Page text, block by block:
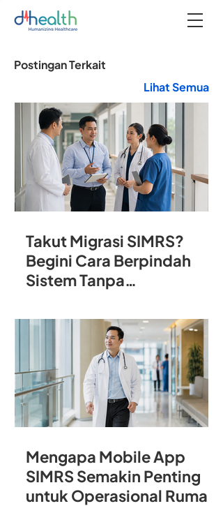
Postingan Terkait
Lihat Semua
Takut Migrasi SIMRS?
Begini Cara Berpindah
Sistem Tanpa
Rumah Sakit
Mengapa Mobile App
SIMRS Semakin Penting
untuk Operasional Rumah